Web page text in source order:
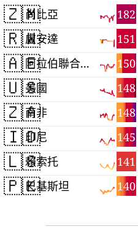
🇿🇲 182
尚比亞
🇷🇼 151
盧安達
🇦🇪 150
阿拉伯聯合大公國
🇺🇸 148
美國
🇿🇦 148
南非
🇮🇩 145
印尼
🇱🇸 141
賴索托
🇵🇰 140
巴基斯坦